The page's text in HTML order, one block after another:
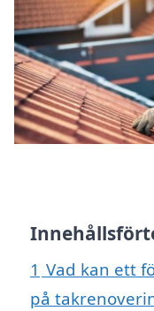
1 Vad kan ett
på